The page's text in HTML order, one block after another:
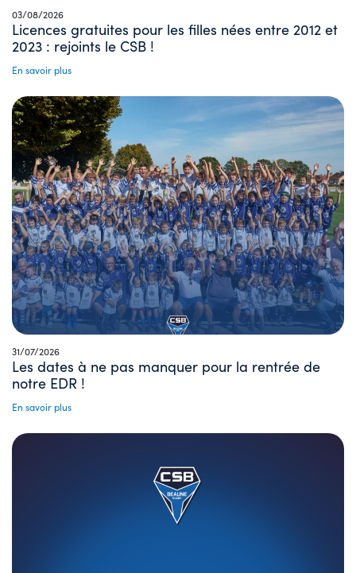
03/08/2026
Licences gratuites pour les filles nées entre 2012 et
2023 : rejoints le CSB !
En savoir plus
31/07/2026
Les dates à ne pas manquer pour la rentrée de
notre EDR !
En savoir plus